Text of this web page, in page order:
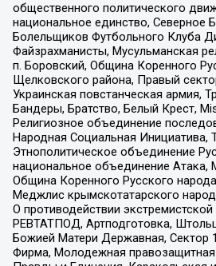
общественного политического
национальное единство, Северное
Болельщиков Футбольного Клуба
Файзрахманисты, Мусульманская
п. Боровский, Община Коренного
Щелковского района, Правый
Украинская повстанческая армия,
Бандеры, Братство, Белый Крест,
Религиозное объединение
Народная Социальная Инициатива,
Этнополитическое объединение
национальное объединение Атака,
Община Коренного Русского
Меджлис крымскотатарского
О противодействии экстремистской
РЕВТАТПОД, Артподготовка,
Божией Матери Державная, Сектор
Фирма, Молодежная